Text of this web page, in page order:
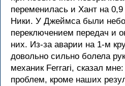
переменилась и Хант на
Ники. У Джеймса были
переключением передач и
них. Из-за аварии на 1-м
довольно сильно болела
механик Ferrari, сказал мне:
проблем, кроме наших